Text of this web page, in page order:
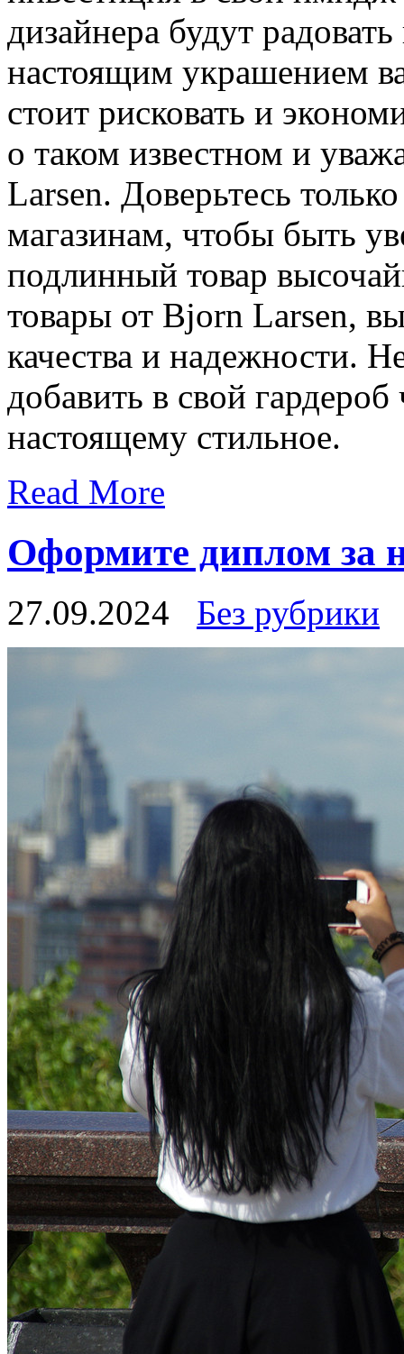
дизайнера будут
настоящим украшением
стоит рисковать и
о таком известном и
Larsen. Доверьтесь
магазинам, чтобы быть
подлинный товар
товары от Bjorn Larsen,
качества и надежности.
добавить в свой
настоящему стильное.
Read More
Оформите диплом за
27.09.2024 Без рубрики